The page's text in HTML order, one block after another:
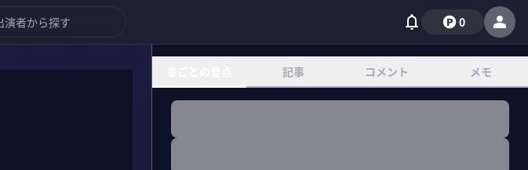
0
記事 コメント メモ